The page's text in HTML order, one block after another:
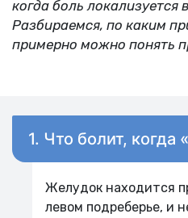
когда боль локализуется
Разбираемся, по каким
примерно можно понять
1. Что болит, когда
Желудок находится
левом подреберье, и